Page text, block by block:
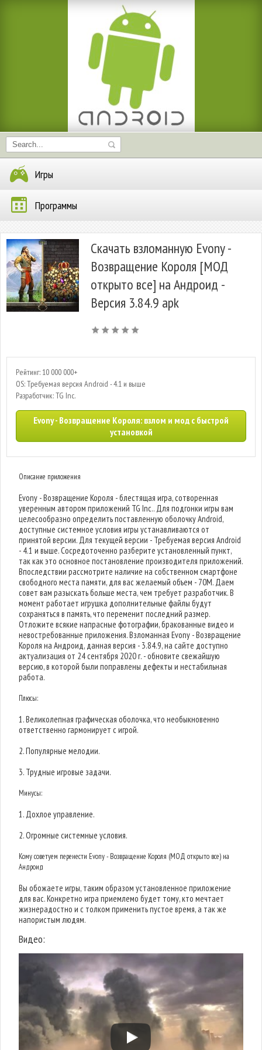
Игры
Программы
Скачать взломанную Evony -
Возвращение Короля [МОД
открыто все] на Андроид -
Версия 3.84.9 apk
Рейтинг: 10 000 000+
OS: Требуемая версия Android - 4.1 и выше
Разработчик: TG Inc.
Evony - Возвращение Короля: взлом и мод с быстрой
установкой
Описание приложения
Evony - Возвращение Короля - блестящая игра, сотворенная
уверенным автором приложений TG Inc.. Для подгонки игры вам
целесообразно определить поставленную оболочку Android,
доступные системное условия игры устанавливаются от
принятой версии. Для текущей версии - Требуемая версия Android
- 4.1 и выше. Сосредоточенно разберите установленный пункт,
так как это основное постановление производителя приложений.
Впоследствии рассмотрите наличие на собственном смартфоне
свободного места памяти, для вас желаемый объем - 70M. Даем
совет вам разыскать больше места, чем требует разработчик. В
момент работает игрушка дополнительные файлы будут
сохраняться в память, что переменит последний размер.
Отложите всякие напрасные фотографии, бракованные видео и
невостребованные приложения. Взломанная Evony - Возвращение
Короля на Андроид, данная версия - 3.84.9, на сайте доступно
актуализация от 24 сентября 2020 г. - обновите свежайшую
версию, в которой были поправлены дефекты и нестабильная
работа.
Плюсы:
1. Великолепная графическая оболочка, что необыкновенно
ответственно гармонирует с игрой.
2. Популярные мелодии.
3. Трудные игровые задачи.
Минусы:
1. Дохлое управление.
2. Огромные системные условия.
Кому советуем перенести Evony - Возвращение Короля (МОД открыто все) на
Андроид
Вы обожаете игры, таким образом установленное приложение
для вас. Конкретно игра приемлемо будет тому, кто мечтает
жизнерадостно и с толком применить пустое время, а так же
напористым людям.
Видео: